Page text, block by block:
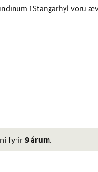
í Stangarhyl voru
fyrir9 árum.